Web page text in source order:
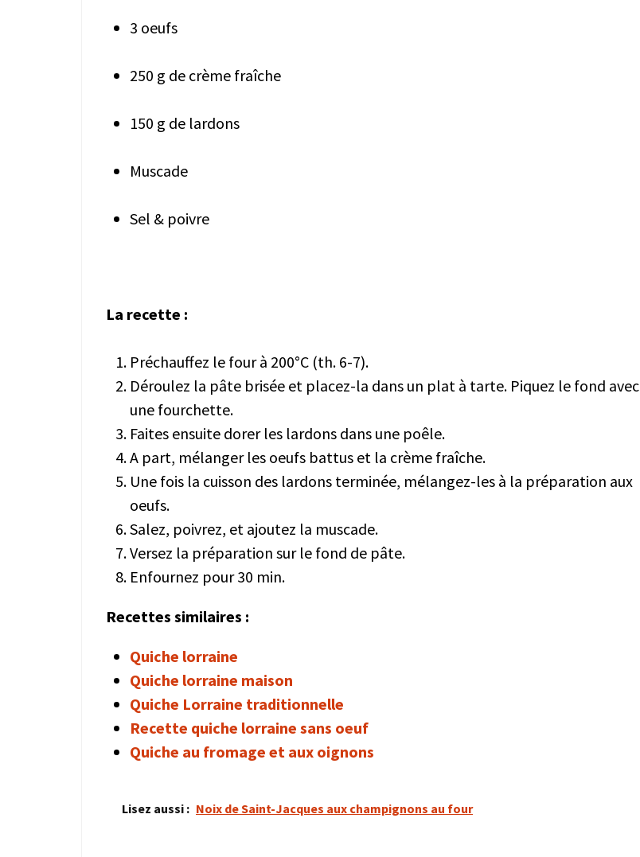
3 oeufs
250 g de crème fraîche
150 g de lardons
Muscade
Sel & poivre
La recette :
Préchauffez le four à 200°C (th. 6-7).
Déroulez la pâte brisée et placez-la dans un plat à tarte. Piquez le fond avec
une fourchette.
Faites ensuite dorer les lardons dans une poêle.
A part, mélanger les oeufs battus et la crème fraîche.
Une fois la cuisson des lardons terminée, mélangez-les à la préparation aux
oeufs.
Salez, poivrez, et ajoutez la muscade.
Versez la préparation sur le fond de pâte.
Enfournez pour 30 min.
Recettes similaires :
Quiche lorraine
Quiche lorraine maison
Quiche Lorraine traditionnelle
Recette quiche lorraine sans oeuf
Quiche au fromage et aux oignons
Lisez aussi : Noix de Saint-Jacques aux champignons au four